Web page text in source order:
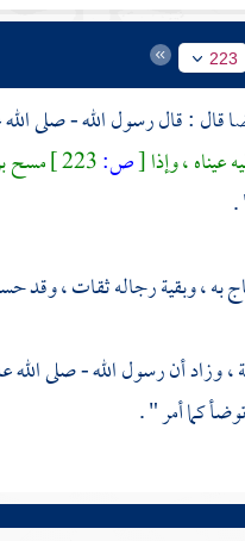
223
، وإذا[ص:
مسح
به ، وبقية رجاله ثقات ، وقد
أن رسول الله - صلى الله
كما أمر " .